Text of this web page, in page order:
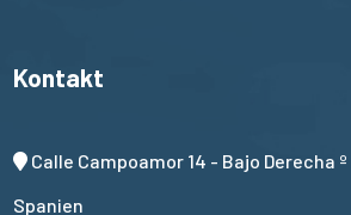
Kontakt
Calle Campoamor 14 - Bajo Derecha
Spanien